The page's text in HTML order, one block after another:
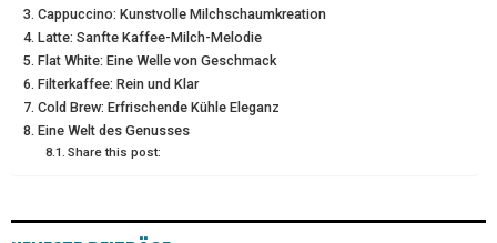
T
E
R
)
O
K
E
S
Cappuccino: Kunstvolle Milchschaumkreation
Latte: Sanfte Kaffee-Milch-Melodie
Flat White: Eine Welle von Geschmack
Filterkaffee: Rein und Klar
Cold Brew: Erfrischende Kühle Eleganz
Eine Welt des Genusses
Share this post: